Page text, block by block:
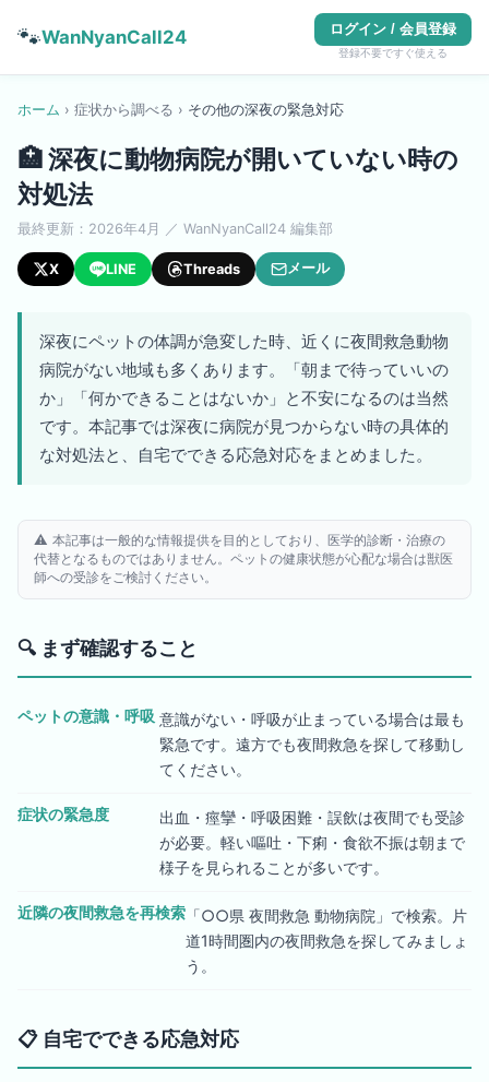
🐾WanNyanCall24 ログイン / 会員登録
登録不要ですぐ使える
ホーム › 症状から調べる › その他の深夜の緊急対応
🏥深夜に動物病院が開いていない時の
対処法
最終更新： 2026年4月 ／ WanNyanCall24 編集部
X LINE Threads メール
深夜にペットの体調が急変した時、近くに夜間救急動物
病院がない地域も多くあります。「朝まで待っていいの
か」「何かできることはないか」と不安になるのは当然
です。本記事では深夜に病院が見つからない時の具体的
な対処法と、自宅でできる応急対応をまとめました。
⚠️ 本記事は一般的な情報提供を目的としており、医学的診断・治療の
代替となるものではありません。ペットの健康状態が心配な場合は獣医
師への受診をご検討ください。
🔍 まず確認すること
ペットの意識・呼吸 意識がない・呼吸が止まっている場合は最も
緊急です。遠方でも夜間救急を探して移動し
てください。
症状の緊急度
出血・痙攣・呼吸困難・誤飲は夜間でも受診
が必要。軽い嘔吐・下痢・食欲不振は朝まで
様子を見られることが多いです。
近隣の夜間救急を再検索 「○○県 夜間救急 動物病院」で検索。片
道1時間圏内の夜間救急を探してみましょ
う。
📋 自宅でできる応急対応